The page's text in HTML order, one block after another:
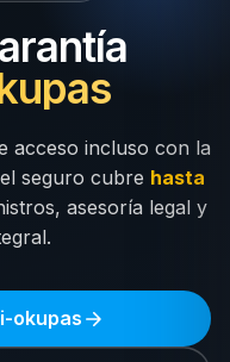
acceso incluso con la
seguro cubre hasta
asesoría legal y
okupas